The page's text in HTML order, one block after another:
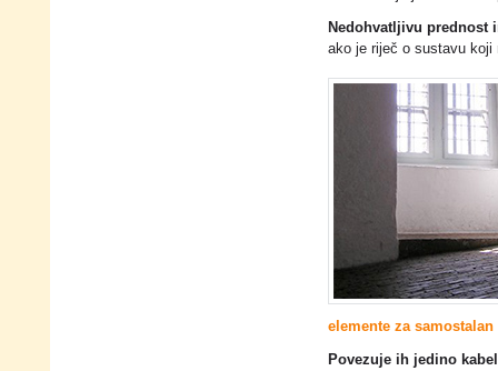
Nedohvatljivu prednost
ako je riječ o sustavu koji
elemente za samostalan
Povezuje ih jedino